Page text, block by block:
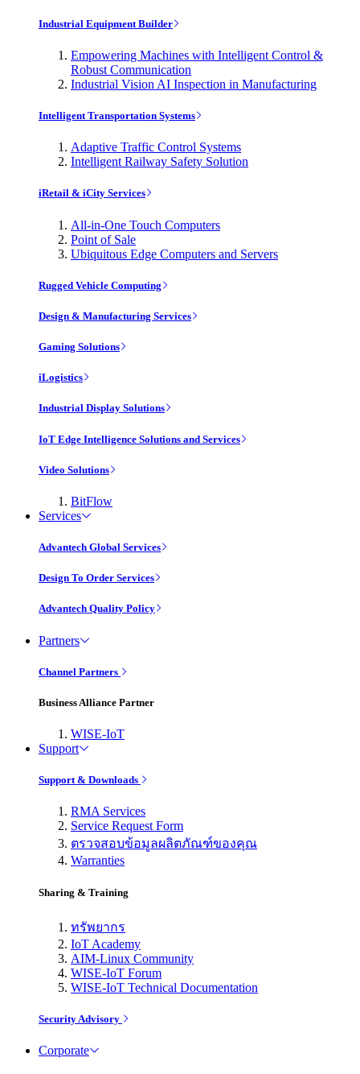
Industrial Equipment Builder
Empowering Machines with Intelligent Control &
Robust Communication
Industrial Vision AI Inspection in Manufacturing
Intelligent Transportation Systems
Adaptive Traffic Control Systems
Intelligent Railway Safety Solution
iRetail & iCity Services
All-in-One Touch Computers
Point of Sale
Ubiquitous Edge Computers and Servers
Rugged Vehicle Computing
Design & Manufacturing Services
Gaming Solutions
iLogistics
Industrial Display Solutions
IoT Edge Intelligence Solutions and Services
Video Solutions
BitFlow
Services
Advantech Global Services
Design To Order Services
Advantech Quality Policy
Partners
Channel Partners
Business Alliance Partner
WISE-IoT
Support
Support & Downloads
RMA Services
Service Request Form
ตรวจสอบข้อมูลผลิตภัณฑ์ของคุณ
Warranties
Sharing & Training
ทรัพยากร
IoT Academy
AIM-Linux Community
WISE-IoT Forum
WISE-IoT Technical Documentation
Security Advisory
Corporate